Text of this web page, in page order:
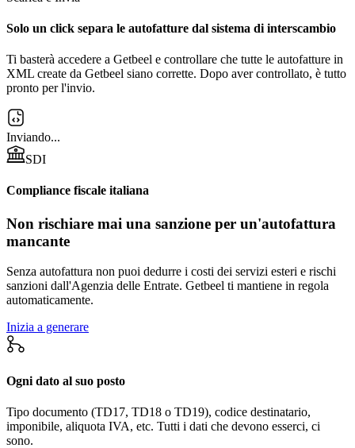
Solo un click separa le autofatture dal sistema di interscambio
Ti basterà accedere a Getbeel e controllare che tutte le autofatture in
XML create da Getbeel siano corrette. Dopo aver controllato, è tutto
pronto per l'invio.
Inviando...
SDI
Compliance fiscale italiana
Non rischiare mai una sanzione per un'autofattura
mancante
Senza autofattura non puoi dedurre i costi dei servizi esteri e rischi
sanzioni dall'Agenzia delle Entrate. Getbeel ti mantiene in regola
automaticamente.
Inizia a generare
Ogni dato al suo posto
Tipo documento (TD17, TD18 o TD19), codice destinatario,
imponibile, aliquota IVA, etc. Tutti i dati che devono esserci, ci
sono.